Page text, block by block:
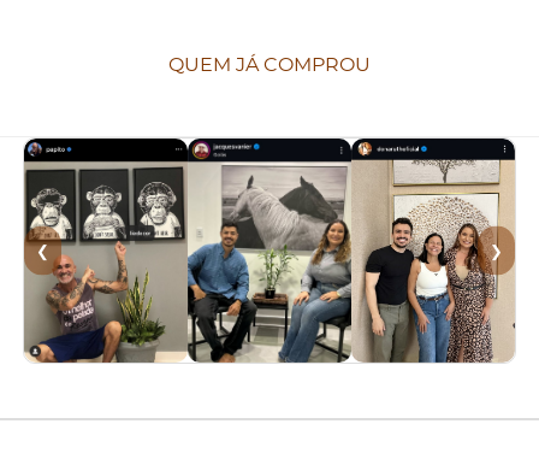
QUEM JÁ COMPROU
❮ ❯